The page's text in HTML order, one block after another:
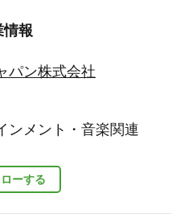
情報
ーする
パン株式会社
ンメント・音楽関連